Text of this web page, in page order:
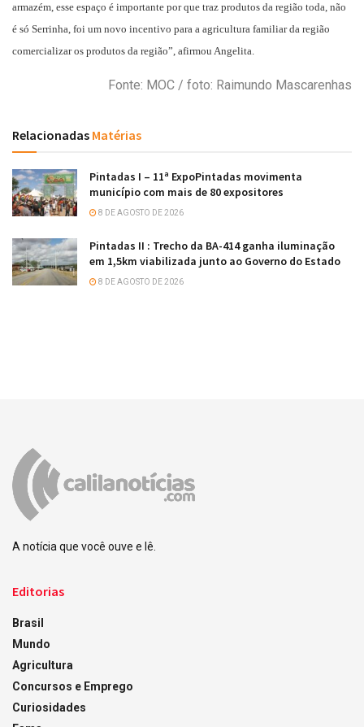
armazém, esse espaço é importante por que traz produtos da região toda, não
é só Serrinha, foi um novo incentivo para a agricultura familiar da região
comercializar os produtos da região”, afirmou Angelita.
Fonte: MOC / foto: Raimundo Mascarenhas
Relacionadas Matérias
Pintadas I – 11ª ExpoPintadas movimenta
município com mais de 80 expositores
8 DE AGOSTO DE 2026
Pintadas II : Trecho da BA-414 ganha iluminação
em 1,5km viabilizada junto ao Governo do Estado
8 DE AGOSTO DE 2026
A notícia que você ouve e lê.
Editorias
Brasil
Mundo
Agricultura
Concursos e Emprego
Curiosidades